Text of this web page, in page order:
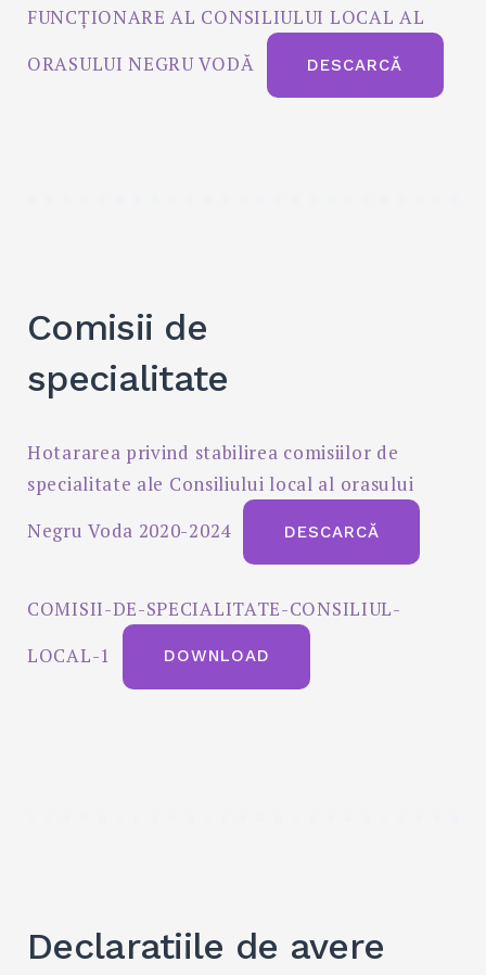
FUNCȚIONARE AL CONSILIULUI LOCAL AL
ORASULUI NEGRU VODĂ
DESCARCĂ
Comisii de
specialitate
Hotararea privind stabilirea comisiilor de
specialitate ale Consiliului local al orasului
Negru Voda 2020-2024
DESCARCĂ
COMISII-DE-SPECIALITATE-CONSILIUL-
LOCAL-1
DOWNLOAD
Declaratiile de avere